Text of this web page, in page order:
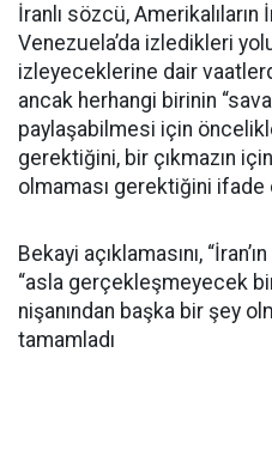
İranlı sözcü,
Venezuela’da izledikleri
izleyeceklerine dair
ancak herhangi birinin
paylaşabilmesi için
gerektiğini, bir çıkmazın
olmaması gerektiğini ifade
Bekayi açıklamasını,
“asla gerçekleşmeyecek
nişanından başka bir şey
tamamladı